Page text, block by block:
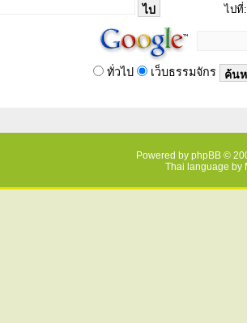
ไปที่:
ทั่วไป เว็บธรรมจักร
Powered by phpBB ©
Thai language by